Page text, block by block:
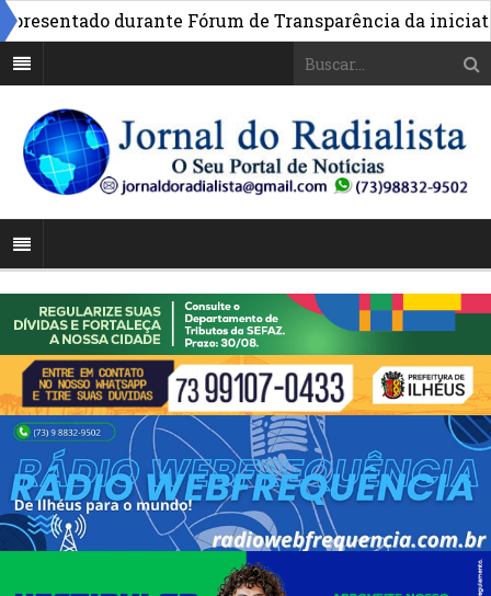
durante Fórum de Transparência da iniciativa